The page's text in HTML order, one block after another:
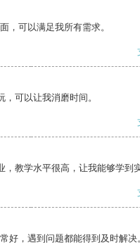
，可以满足我所有需求。
可以让我消磨时间。
，教学水平很高，让我能够学到
好，遇到问题都能得到及时解决